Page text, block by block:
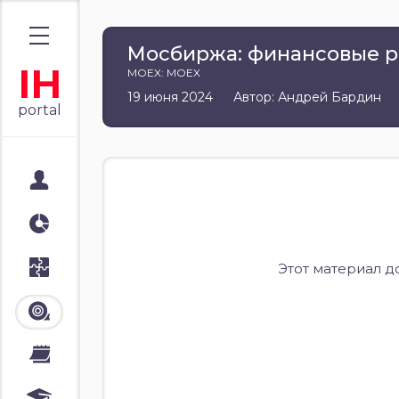
IH
portal
Лента
Мосбиржа: финансовые
MOEX: MOEX
19 июня 2024 Автор: Андрей Бардин
Этот материал